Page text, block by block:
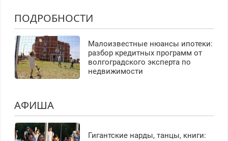
ПОДРОБНОСТИ
Малоизвестные нюансы ипотеки:
разбор кредитных программ от
волгоградского эксперта по
недвижимости
АФИША
Гигантские нарды, танцы, книги: